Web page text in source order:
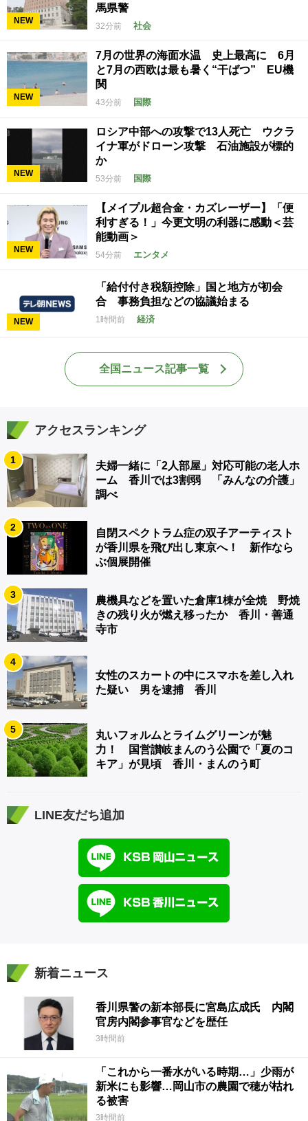
NEW
馬県警
32分前 社会
NEW
7月の世界の海面水温 史上最高に 6月
と7月の西欧は最も暑く“干ばつ” EU機
関
43分前 国際
NEW
ロシア中部への攻撃で13人死亡 ウクラ
イナ軍がドローン攻撃 石油施設が標的
か
53分前 国際
NEW
【メイプル超合金・カズレーザー】「便
利すぎる！」今更文明の利器に感動＜芸
能動画＞
54分前 エンタメ
NEW
「給付付き税額控除」国と地方が初会
合 事務負担などの協議始まる
1時間前 経済
全国ニュース記事一覧
アクセスランキング
1
夫婦一緒に「2人部屋」対応可能の老人ホ
ーム 香川では3割弱 「みんなの介護」
調べ
2
自閉スペクトラム症の双子アーティスト
が香川県を飛び出し東京へ！ 新作なら
ぶ個展開催
3
農機具などを置いた倉庫1棟が全焼 野焼
きの残り火が燃え移ったか 香川・善通
寺市
4
女性のスカートの中にスマホを差し入れ
た疑い 男を逮捕 香川
5
丸いフォルムとライムグリーンが魅
力！ 国営讃岐まんのう公園で「夏のコ
キア」が見頃 香川・まんのう町
LINE友だち追加
新着ニュース
香川県警の新本部長に宮島広成氏 内閣
官房内閣参事官などを歴任
3時間前
「これから一番水がいる時期…」少雨が
新米にも影響…岡山市の農園で穂が枯れ
る被害
3時間前